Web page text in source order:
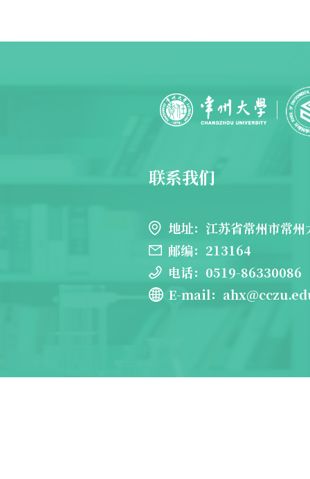
联系我们
地址：江苏省常州市常
邮编：213164
电话：0519-86330086
E-mail：